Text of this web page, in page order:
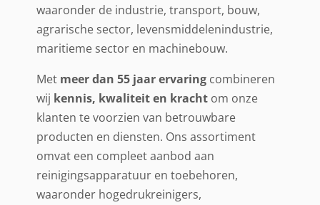
waaronder de industrie, transport, bouw,
agrarische sector, levensmiddelenindustrie,
maritieme sector en machinebouw.
Met meer dan 55 jaar ervaringcombineren
wij kennis, kwaliteit en krachtom onze
klanten te voorzien van betrouwbare
producten en diensten. Ons assortiment
omvat een compleet aanbod aan
reinigingsapparatuur en toebehoren,
waaronder hogedrukreinigers,